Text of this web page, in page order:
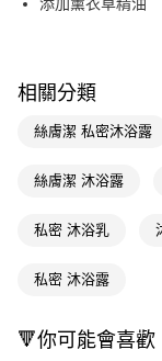
【關於「AFTEE先享後
AFTEE先享後付是「
１．簡單：不需註冊
３．安心：先確認商品
１．於結帳方式選擇「
結帳頁面，進行簡訊認
即享券
運送方式
全家取貨付款
付款後全家取貨
相關分類
絲膚潔 私密沐浴露
絲膚潔 沐浴露
私密 沐浴乳
私密 沐浴露
🔻你可能會喜歡